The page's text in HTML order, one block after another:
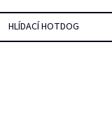
HLÍDACÍ HOTDOG